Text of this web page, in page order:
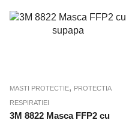
MASTI PROTECTIE, PROTECTIA
RESPIRATIEI
3M 8822 Masca FFP2 cu